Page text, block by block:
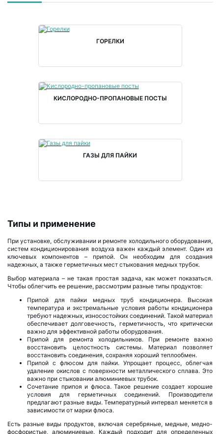
ГОРЕЛКИ
КИСЛОРОДНО-ПРОПАНОВЫЕ ПОСТЫ
ГАЗЫ ДЛЯ ПАЙКИ
Типы и применение
При установке, обслуживании и ремонте холодильного оборудования,
систем кондиционирования воздуха важен каждый элемент. Один из
ключевых компонентов – припой. Он необходим для создания
надежных, а также герметичных мест стыкования медных трубок.
Выбор материала – не такая простая задача, как может показаться.
Чтобы облегчить ее решение, рассмотрим разные типы продуктов:
Припой для пайки медных труб кондиционера. Высокая
температура и экстремальные условия работы кондиционера
требуют надежных, износостойких соединений. Такой материал
обеспечивает долговечность, герметичность, что критически
важно для эффективной работы оборудования.
Припой для ремонта холодильников. При ремонте важно
восстановить целостность системы. Материал позволяет
восстановить соединения, сохраняя хороший теплообмен.
Припой с флюсом для пайки. Упрощает процесс, облегчая
удаление окислов с поверхности металлического сплава. Это
важно при стыковании алюминиевых трубок.
Сочетание припоя и флюса. Такое решение создает хорошие
условия для герметичных соединений. Производители
предлагают разные виды. Температурный интервал меняется в
зависимости от марки флюса.
Есть разные виды продуктов, включая серебряные, медные, медно-
фосфористые, алюминиевые. Каждый подходит для определенных